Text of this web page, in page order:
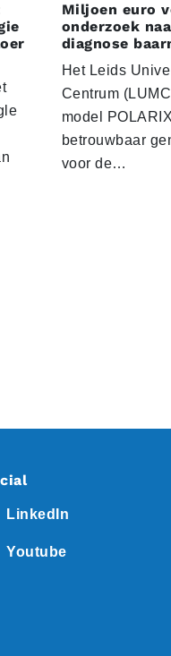
Miljoen euro
onderzoek
diagnose
Het Leids
Centrum
model
betrouwbaar
voor de…
LinkedIn
Youtube